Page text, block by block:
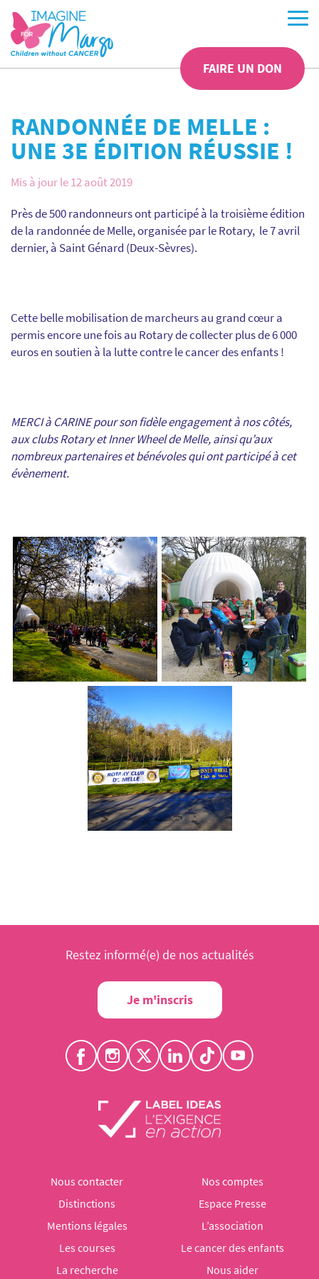
FAIRE UN DON
RANDONNÉE DE MELLE :
UNE 3E ÉDITION RÉUSSIE !
Mis à jour le 12 août 2019
Près de 500 randonneurs ont participé à la troisième édition
de la randonnée de Melle, organisée par le Rotary, le 7 avril
dernier, à Saint Génard (Deux-Sèvres).
Cette belle mobilisation de marcheurs au grand cœur a
permis encore une fois au Rotary de collecter plus de 6 000
euros en soutien à la lutte contre le cancer des enfants !
MERCI à CARINE pour son fidèle engagement à nos côtés,
aux clubs Rotary et Inner Wheel de Melle, ainsi qu’aux
nombreux partenaires et bénévoles qui ont participé à cet
évènement.
Restez informé(e) de nos actualités
Je m'inscris
Nous contacter
Nos comptes
Distinctions
Espace Presse
Mentions légales
L’association
Les courses
Le cancer des enfants
La recherche
Nous aider